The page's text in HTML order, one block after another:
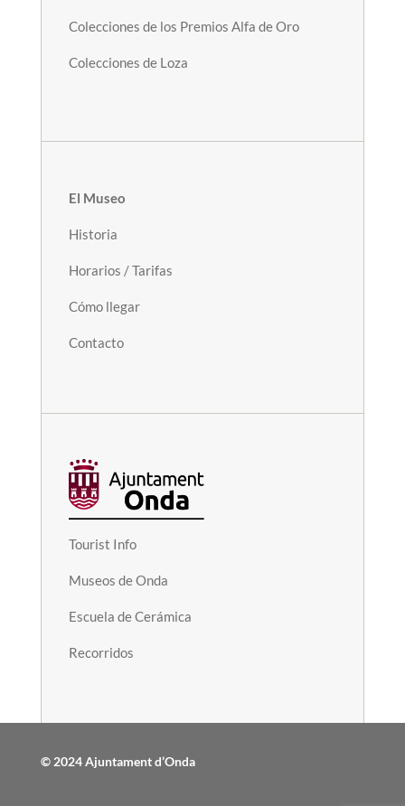
Colecciones de los Premios Alfa de Oro
Colecciones de Loza
El Museo
Historia
Horarios / Tarifas
Cómo llegar
Contacto
Tourist Info
Museos de Onda
Escuela de Cerámica
Recorridos
© 2024 Ajuntament d’Onda